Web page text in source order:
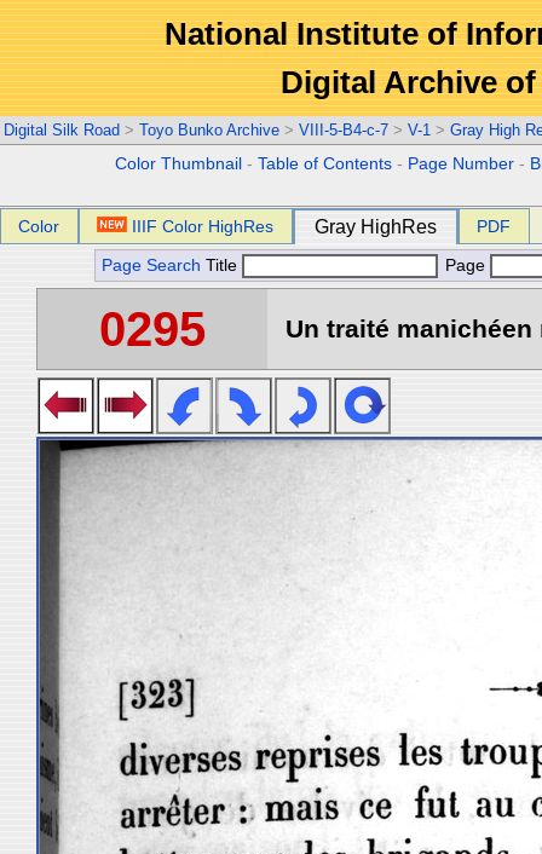
National Institute of
Digital Archive
Digital Silk Road > Toyo Bunko Archive > VIII-5-B4-c-7 > V-1 > Gray High
Color Thumbnail -Table of Contents - Page Number -
Color IIIF Color HighRes Gray HighRes PDF
Page Search Title Page
0295 Un traité